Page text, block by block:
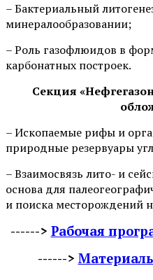
– Бактериальный
минералообразовании;
– Роль газофлюидов в
карбонатных построек.
Секция
– Ископаемые рифы и
природные резервуары
– Взаимосвязь лито- и
основа для
и поиска месторождений
------> Рабочая
------>